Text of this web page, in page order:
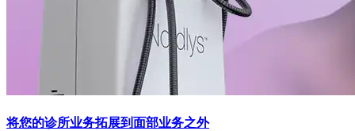
将您的诊所业务拓展到面部业务之外